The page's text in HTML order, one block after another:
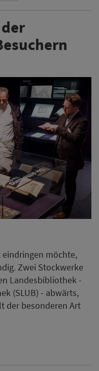
eindringen möchte,
Zwei Stockwerke
Landesbibliothek -
(SLUB) - abwärts,
der besonderen Art